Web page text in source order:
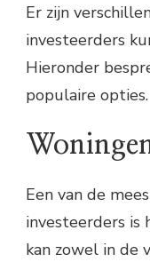
Er zijn
investeerders
Hieronder
populaire opties.
Een van de
investeerders is
kan zowel in de